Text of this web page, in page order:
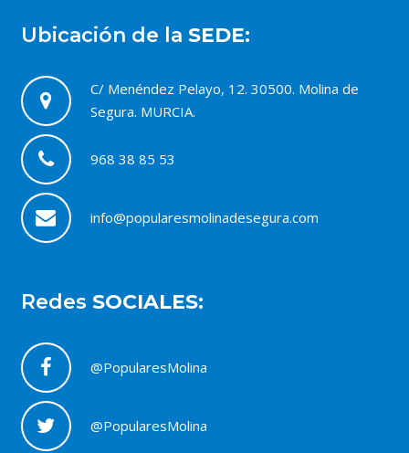
Ubicación de la SEDE:
C/ Menéndez Pelayo, 12. 30500. Molina de
Segura. MURCIA.
968 38 85 53
info@popularesmolinadesegura.com
Redes SOCIALES:
@PopularesMolina
@PopularesMolina